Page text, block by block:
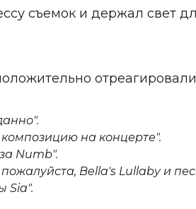
съемок и держал свет
на концерте".
Numb".
Bella's Lullaby и
Sia".